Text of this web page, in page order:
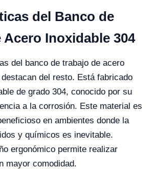
del Banco de
Acero Inoxidable 304
del banco de trabajo de acero
del resto. Está fabricado
de grado 304, conocido por su
a la corrosión. Este material es
en ambientes donde la
y químicos es inevitable.
ergonómico permite realizar
mayor comodidad.